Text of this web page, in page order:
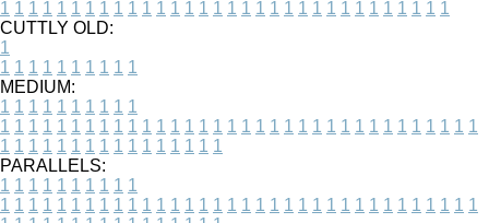
1 1 1 1 1 1 1 1 1 1 1 1 1 1 1 1 1 1 1 1 1 1 1 1 1 1 1 1 1 1 1 1
CUTTLY OLD:
1
1 1 1 1 1 1 1 1 1 1
MEDIUM:
1 1 1 1 1 1 1 1 1 1
1 1 1 1 1 1 1 1 1 1 1 1 1 1 1 1 1 1 1 1 1 1 1 1 1 1 1 1 1 1 1 1 1 1
1 1 1 1 1 1 1 1 1 1 1 1 1 1 1 1
PARALLELS:
1 1 1 1 1 1 1 1 1 1
1 1 1 1 1 1 1 1 1 1 1 1 1 1 1 1 1 1 1 1 1 1 1 1 1 1 1 1 1 1 1 1 1 1